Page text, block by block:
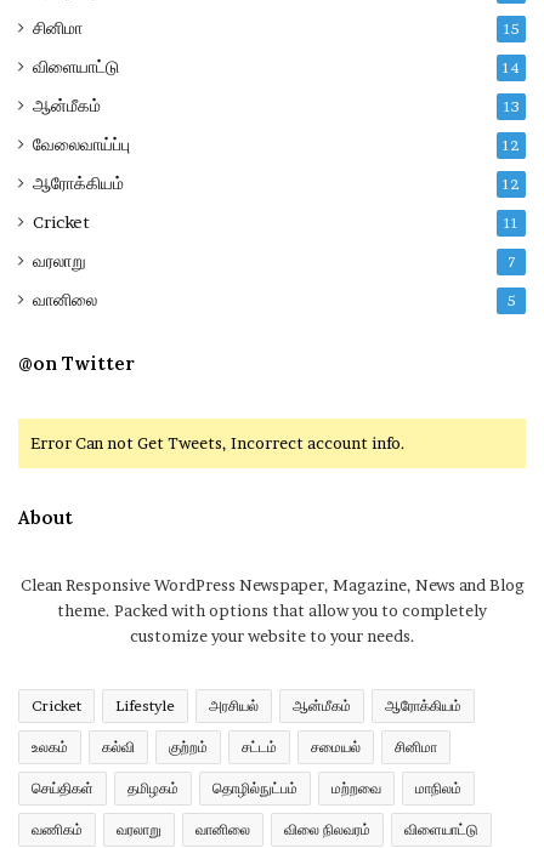
சினிமா 15
விளையாட்டு 14
ஆன்மீகம் 13
வேலைவாய்ப்பு 12
ஆரோக்கியம் 12
Cricket 11
வரலாறு 7
வானிலை 5
@on Twitter
Error Can not Get Tweets, Incorrect account info.
About
Clean Responsive WordPress Newspaper, Magazine, News and Blog
theme. Packed with options that allow you to completely
customize your website to your needs.
Cricket Lifestyle அரசியல் ஆன்மீகம் ஆரோக்கியம்
உலகம் கல்வி குற்றம் சட்டம் சமையல் சினிமா
செய்திகள் தமிழகம் தொழில்நுட்பம் மற்றவை மாநிலம்
வணிகம் வரலாறு வானிலை விலை நிலவரம் விளையாட்டு